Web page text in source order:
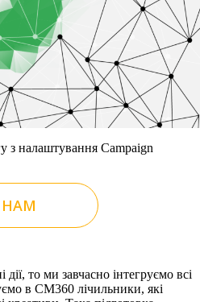
з налаштування Campaign
то ми завчасно інтегруємо всі
в CM360 лічильники, які